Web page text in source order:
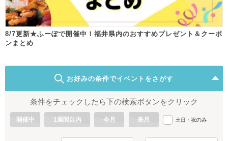
8/7更新★ふーぽで開催中！福井県内のおすすめプレゼント＆クーポ
ンまとめ
お好みの条件でイベントをさがす
条件をチェックしたら下の検索ボタンをクリック
開催中 1週間以内 今月 来月 土日・祝のみ